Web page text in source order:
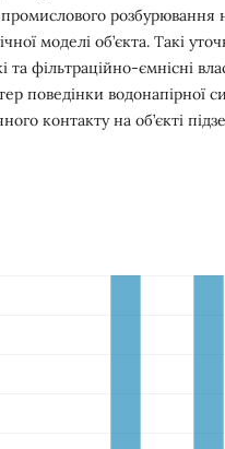
розбурювання
моделі об’єкта. Такі
фільтраційно-ємнісні
поведінки водонапірної
контакту на об’єкті